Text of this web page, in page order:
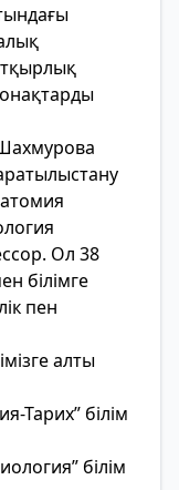
Ол 38
білімге
пен
алты
Тарих” білім
білім